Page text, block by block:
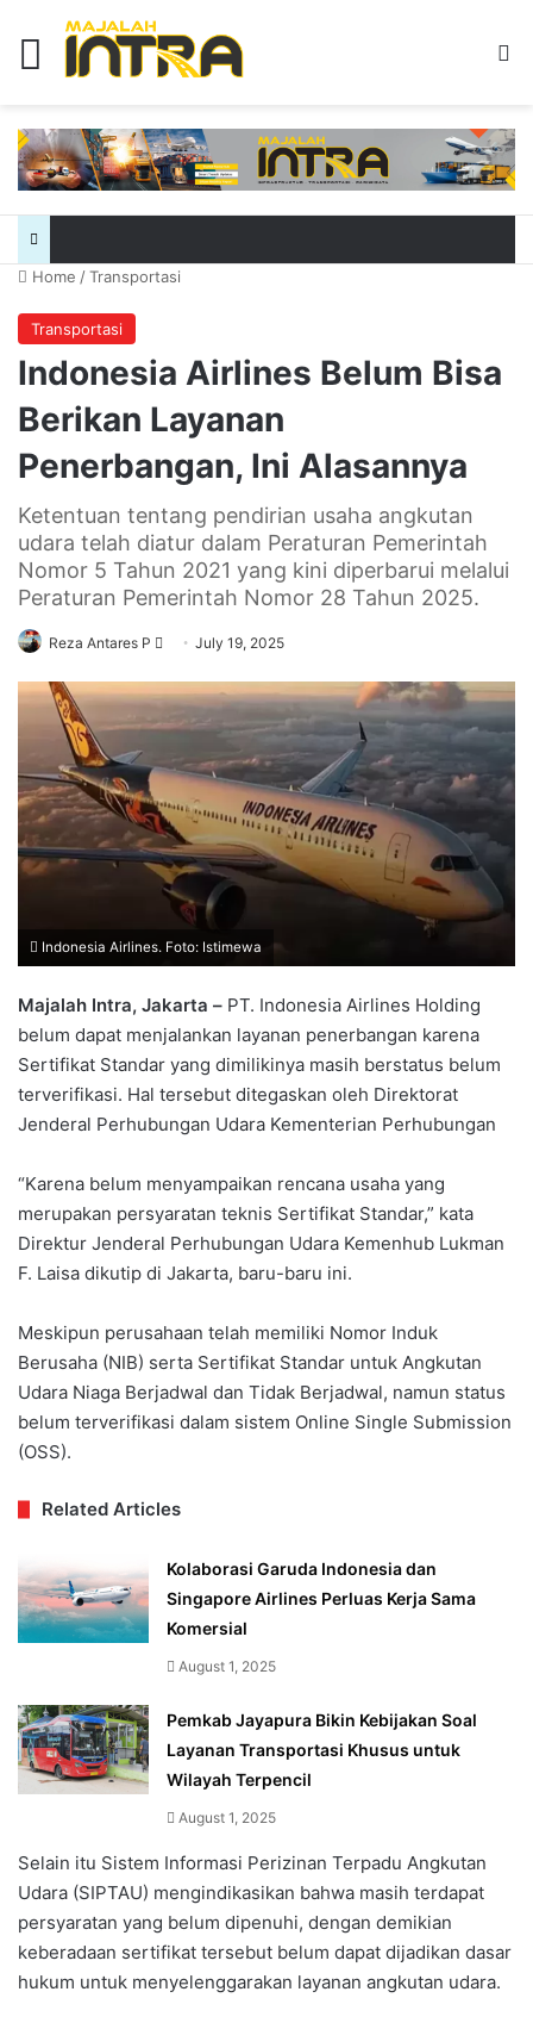
Menu
Home /Transportasi
Transportasi
Indonesia Airlines Belum Bisa
Berikan Layanan
Penerbangan, Ini Alasannya
Ketentuan tentang pendirian usaha angkutan
udara telah diatur dalam Peraturan Pemerintah
Nomor 5 Tahun 2021 yang kini diperbarui melalui
Peraturan Pemerintah Nomor 28 Tahun 2025.
Reza Antares P
Send
email
July 19, 2025
Indonesia Airlines. Foto: Istimewa
Majalah Intra, Jakarta – PT. Indonesia Airlines Holding
belum dapat menjalankan layanan penerbangan karena
Sertifikat Standar yang dimilikinya masih berstatus belum
terverifikasi. Hal tersebut ditegaskan oleh Direktorat
Jenderal Perhubungan Udara Kementerian Perhubungan
“Karena belum menyampaikan rencana usaha yang
merupakan persyaratan teknis Sertifikat Standar,” kata
Direktur Jenderal Perhubungan Udara Kemenhub Lukman
F. Laisa dikutip di Jakarta, baru-baru ini.
Meskipun perusahaan telah memiliki Nomor Induk
Berusaha (NIB) serta Sertifikat Standar untuk Angkutan
Udara Niaga Berjadwal dan Tidak Berjadwal, namun status
belum terverifikasi dalam sistem Online Single Submission
(OSS).
Related Articles
Kolaborasi Garuda Indonesia dan
Singapore Airlines Perluas Kerja Sama
Komersial
August 1, 2025
Pemkab Jayapura Bikin Kebijakan Soal
Layanan Transportasi Khusus untuk
Wilayah Terpencil
August 1, 2025
Selain itu Sistem Informasi Perizinan Terpadu Angkutan
Udara (SIPTAU) mengindikasikan bahwa masih terdapat
persyaratan yang belum dipenuhi, dengan demikian
keberadaan sertifikat tersebut belum dapat dijadikan dasar
hukum untuk menyelenggarakan layanan angkutan udara.